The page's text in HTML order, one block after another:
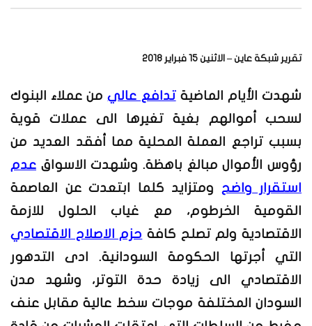
تقرير شبكة عاين – الاثنين 15 فبراير 2018
شهدت الأيام الماضيةتدافع عاليمن عملاء البنوك
لسحب أموالهم بغية تغيرها الى عملات قوية
بسبب تراجع العملة المحلية مما أفقد العديد من
رؤوس الأموال مبالغ باهظة. وشهدت الاسواق عدم
استقرار واضح ومتزايد كلما ابتعدت عن العاصمة
القومية الخرطوم، مع غياب الحلول للازمة
الاقتصادية ولم تصلح كافة حزم الاصلاح الاقتصادي
التي أجرتها الحكومة السودانية. ادى التدهور
الاقتصادي الى زيادة حدة التوتر، وشهد مدن
السودان المختلفة موجات سخط عالية مقابل عنف